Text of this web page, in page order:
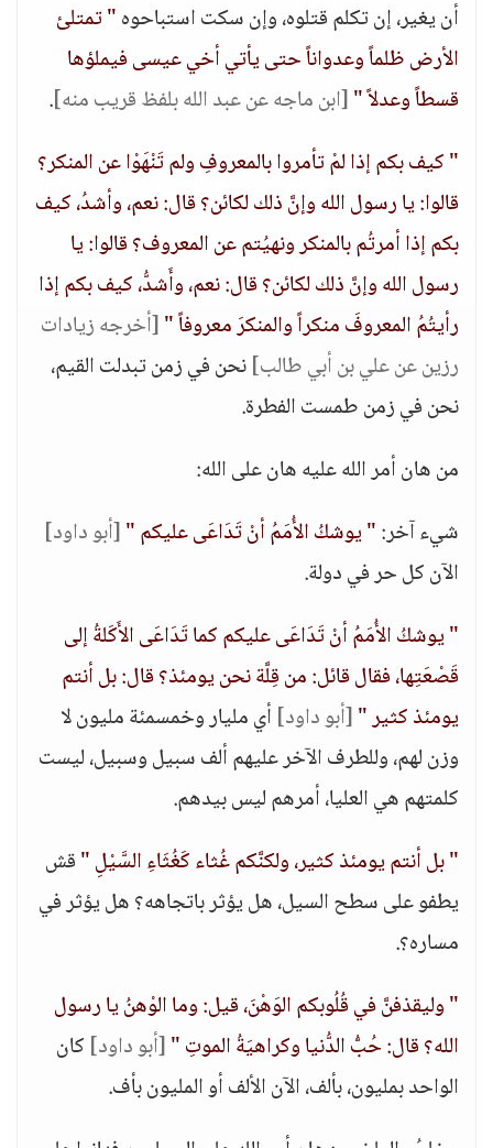
أن يغير، إن تكلم قتلوه، وإن سكت استباحوه" تمتلئ
الأرض ظلماً وعدواناً حتى يأتي أخي عيسى فيملؤها
قسطاً وعدلاً "[ابن ماجه عن عبد الله بلفظ قريب منه].
" كيف بكم إذا لمْ تأمروا بالمعروفِ ولم تَنْهَوْا عن المنكر؟
قالوا: يا رسول الله وإنَّ ذلك لكائن؟ قال: نعم، وأشدُ، كيف
بكم إذا أمرتُم بالمنكر ونهيُتم عن المعروف؟ قالوا: يا
رسول الله وإنَّ ذلك لكائن؟ قال: نعم، وأَشدُّ، كيف بكم إذا
رأيتُمُ المعروفَ منكراً والمنكرَ معروفاً "[أخرجه زيادات
رزين عن علي بن أبي طالب]نحن في زمن تبدلت القيم،
نحن في زمن طمست الفطرة.
من هان أمر الله عليه هان على الله:
شيء آخر:" يوشكُ الأُمَمُ أنْ تَدَاعَى عليكم "[أبو داود]
الآن كل حر في دولة.
" يوشكُ الأُمَمُ أنْ تَدَاعَى عليكم كما تَدَاعَى الأَكَلةُ إلى
قَصْعَتِها، فقال قائل: من قِلَّة نحن يومئذ؟ قال: بل أنتم
يومئذ كثير "[أبو داود] أي مليار وخمسمئة مليون لا
وزن لهم، وللطرف الآخر عليهم ألف سبيل وسبيل، ليست
كلمتهم هي العليا، أمرهم ليس بيدهم.
" بل أنتم يومئذ كثير، ولكنَّكم غُثاء كَغُثَاءِ السَّيْلِ "قش
يطفو على سطح السيل، هل يؤثر باتجاهه؟ هل يؤثر في
مساره؟.
" وليقذفنَّ في قُلُوبكم الوَهْنَ، قيل: وما الوْهنُ يا رسول
الله؟ قال: حُبُّ الدُّنيا وكراهيَةُ الموتِ "[أبو داود] كان
الواحد بمليون، بألف، الآن الألف أو المليون بأف.